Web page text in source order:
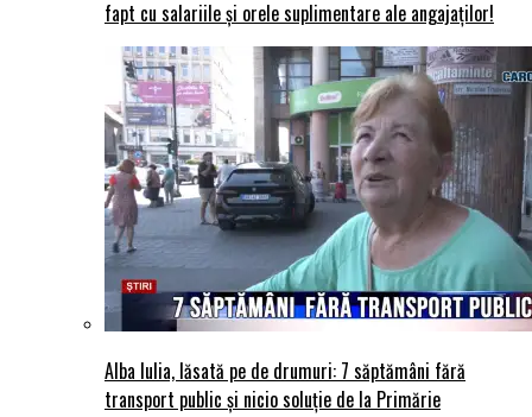
fapt cu salariile și orele suplimentare ale angajaților!
Alba Iulia, lăsată pe de drumuri: 7 săptămâni fără
transport public și nicio soluție de la Primărie